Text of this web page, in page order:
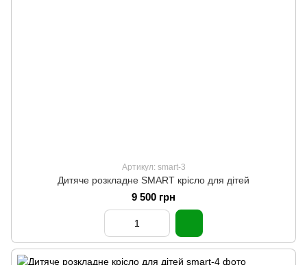
Артикул: smart-3
Дитяче розкладне SMART крісло для дітей
9 500 грн